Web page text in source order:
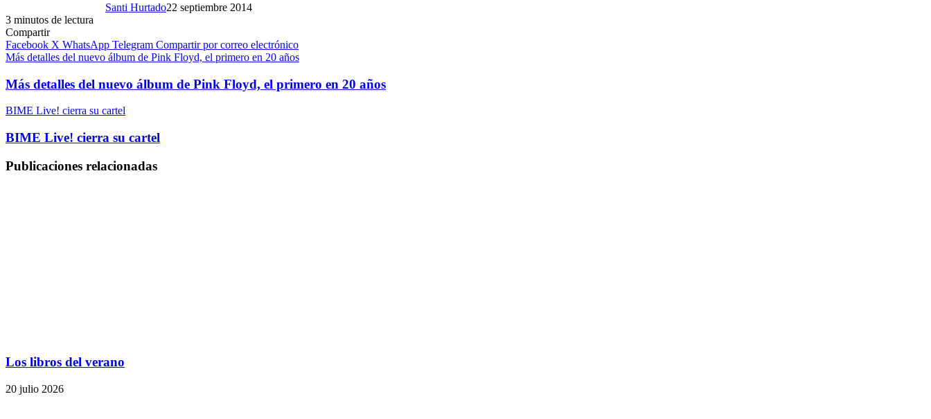
Santi Hurtado22 septiembre 2014
3 minutos de lectura
Compartir
Facebook X WhatsApp Telegram Compartir por correo electrónico
Más detalles del nuevo álbum de Pink Floyd, el primero en 20 años
Más detalles del nuevo álbum de Pink Floyd, el primero en 20 años
BIME Live! cierra su cartel
BIME Live! cierra su cartel
Publicaciones relacionadas
Los libros del verano
20 julio 2026